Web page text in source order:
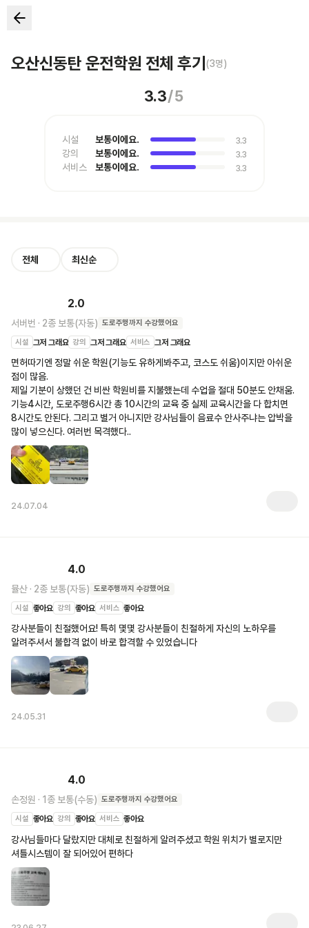
오산신동탄 운전학원 전체 후기 (3명)
3.3/5
시설 보통이에요. 3.3
강의 보통이에요. 3.3
서비스 보통이에요. 3.3
전체 최신순
2.0
서버번 · 2종 보통(자동) 도로주행까지 수강했어요
시설 그저 그래요 강의 그저 그래요 서비스 그저 그래요
면허따기엔 정말 쉬운 학원(기능도 유하게봐주고, 코스도 쉬움)이지만 아쉬운
점이 많음.
제일 기분이 상했던 건 비싼 학원비를 지불했는데 수업을 절대 50분도 안채움.
기능4시간, 도로주행6시간 총 10시간의 교육 중 실제 교육시간을 다 합치면
8시간도 안된다. 그리고 별거 아니지만 강사님들이 음료수 안사주냐는 압박을
많이 넣으신다. 여러번 목격했다..
24.07.04
4.0
뮬산 · 2종 보통(자동) 도로주행까지 수강했어요
시설 좋아요 강의 좋아요 서비스 좋아요
강사분들이 친절했어요! 특히 몇몇 강사분들이 친절하게 자신의 노하우를
알려주셔서 불합격 없이 바로 합격할 수 있었습니다
24.05.31
4.0
손정원 · 1종 보통(수동) 도로주행까지 수강했어요
시설 좋아요 강의 좋아요 서비스 좋아요
강사님들마다 달랐지만 대체로 친절하게 알려주셨고 학원 위치가 별로지만
셔틀시스템이 잘 되어있어 편하다